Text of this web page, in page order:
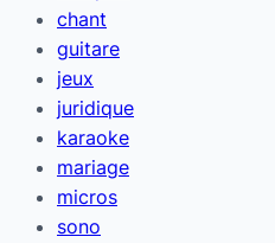
chant
guitare
jeux
juridique
karaoke
mariage
micros
sono